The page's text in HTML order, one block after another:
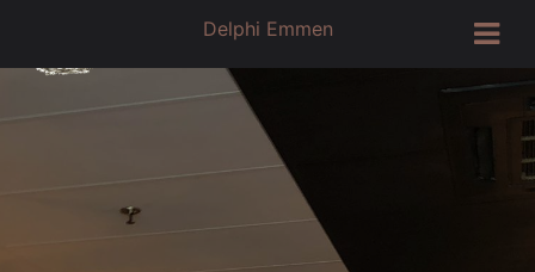
content
Delphi Emmen